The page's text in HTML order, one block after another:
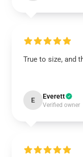
True to size, and
E Everett
Verified owner